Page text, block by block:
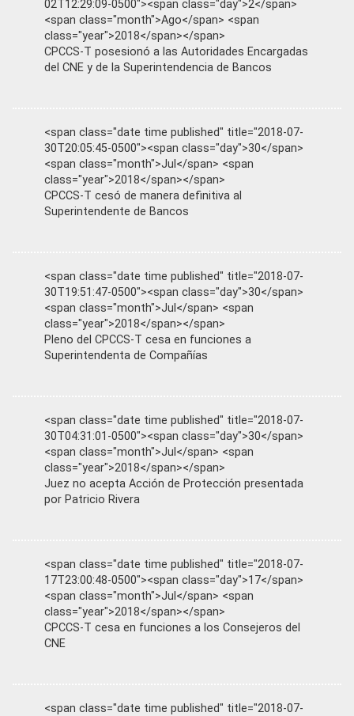
02T12:29:09-0500"><span class="day">2</span>
<span class="month">Ago</span> <span
class="year">2018</span></span>
CPCCS-T posesionó a las Autoridades Encargadas
del CNE y de la Superintendencia de Bancos
<span class="date time published" title="2018-07-
30T20:05:45-0500"><span class="day">30</span>
<span class="month">Jul</span> <span
class="year">2018</span></span>
CPCCS-T cesó de manera definitiva al
Superintendente de Bancos
<span class="date time published" title="2018-07-
30T19:51:47-0500"><span class="day">30</span>
<span class="month">Jul</span> <span
class="year">2018</span></span>
Pleno del CPCCS-T cesa en funciones a
Superintendenta de Compañías
<span class="date time published" title="2018-07-
30T04:31:01-0500"><span class="day">30</span>
<span class="month">Jul</span> <span
class="year">2018</span></span>
Juez no acepta Acción de Protección presentada
por Patricio Rivera
<span class="date time published" title="2018-07-
17T23:00:48-0500"><span class="day">17</span>
<span class="month">Jul</span> <span
class="year">2018</span></span>
CPCCS-T cesa en funciones a los Consejeros del
CNE
<span class="date time published" title="2018-07-